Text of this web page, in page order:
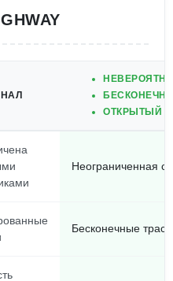
ОТКРЫТЫЙ
Неограниченная
Бесконечные